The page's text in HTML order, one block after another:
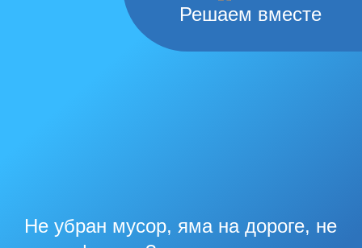
Решаем вместе
Не убран мусор, яма на дороге, не